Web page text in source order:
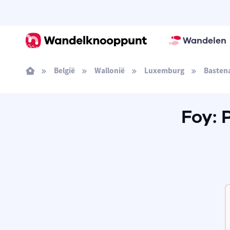
Wandelen
België Wallonië Luxemburg
Foy: